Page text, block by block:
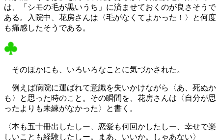
は、「シモの毛が黒いうち」に済ませておくのが良さそうで
ある。入院中、花房さんは〈毛がなくてよかった！〉と何度
も痛感したそうである。
そのほかにも、いろいろなことに気づかされた。
例えば病院に運ばれて意識を失いかけながら〈あ、死ぬか
も〉と思った時のこと。その瞬間を、花房さんは〈自分が思
ったよりも未練がなかった〉と書く。
〈本も五十冊出したしー、恋愛も何回かしたしー、幸せで楽
しいことも経験したしー。まあ、いいか。しゃあない〉